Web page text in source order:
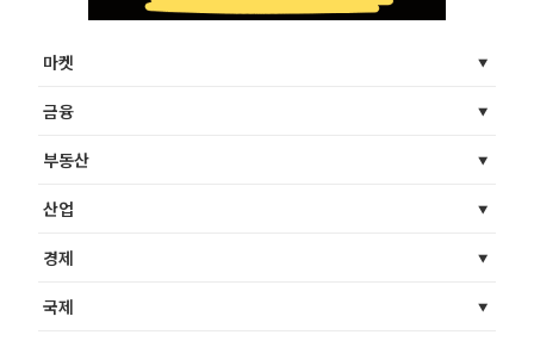
마켓
금융
부동산
산업
경제
국제